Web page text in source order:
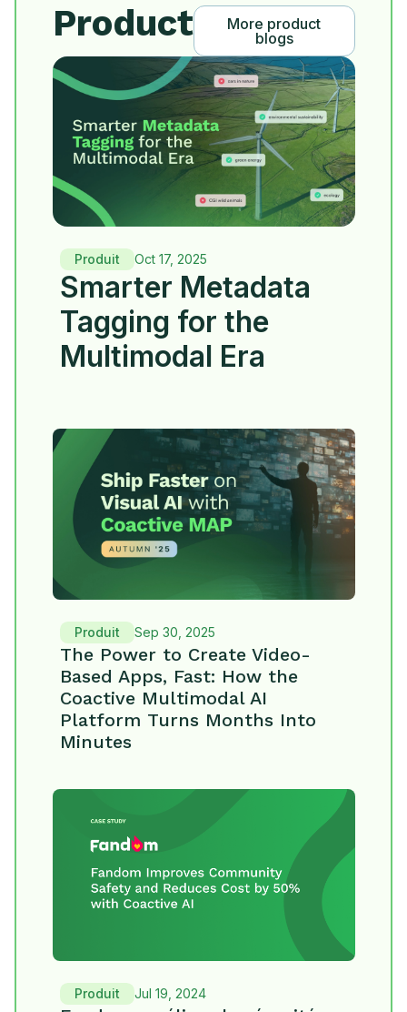
Product
More product
blogs
Produit Oct 17, 2025
Smarter Metadata
Tagging for the
Multimodal Era
Produit Sep 30, 2025
The Power to Create Video-
Based Apps, Fast: How the
Coactive Multimodal AI
Platform Turns Months Into
Minutes
Produit Jul 19, 2024